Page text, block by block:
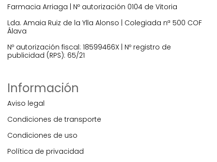
Farmacia Arriaga | Nº autorización 0104 de Vitoria
Lda. Amaia Ruiz de la Ylla Alonso | Colegiada nª 500 COF
Álava
Nº autorización fiscal: 18599466X | Nº registro de
publicidad (RPS): 65/21
Información
Aviso legal
Condiciones de transporte
Condiciones de uso
Política de privacidad